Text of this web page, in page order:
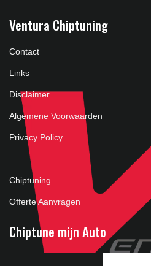
Ventura Chiptuning
Contact
Links
Disclaimer
Algemene Voorwaarden
Privacy Policy
Chiptuning
Offerte Aanvragen
Chiptune mijn Auto